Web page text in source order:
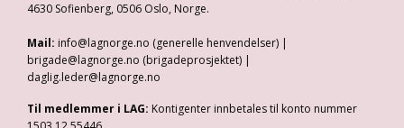
4630 Sofienberg, 0506 Oslo, Norge.
Mail: info@lagnorge.no (generelle henvendelser) |
brigade@lagnorge.no (brigadeprosjektet) |
daglig.leder@lagnorge.no
Til medlemmer i LAG: Kontigenter innbetales til konto nummer